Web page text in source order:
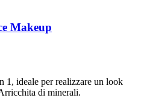
Makeup
1, ideale per realizzare un look
di minerali.